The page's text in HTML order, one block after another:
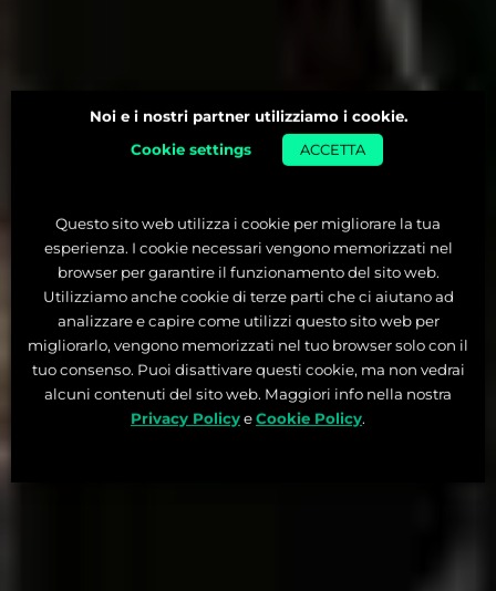
Noi e i nostri partner utilizziamo i cookie.
Cookie settings
ACCETTA
Questo sito web utilizza i cookie per migliorare la tua
esperienza. I cookie necessari vengono memorizzati nel
browser per garantire il funzionamento del sito web.
Utilizziamo anche cookie di terze parti che ci aiutano ad
analizzare e capire come utilizzi questo sito web per
migliorarlo, vengono memorizzati nel tuo browser solo con il
tuo consenso. Puoi disattivare questi cookie, ma non vedrai
alcuni contenuti del sito web. Maggiori info nella nostra
Privacy PolicyeCookie Policy.